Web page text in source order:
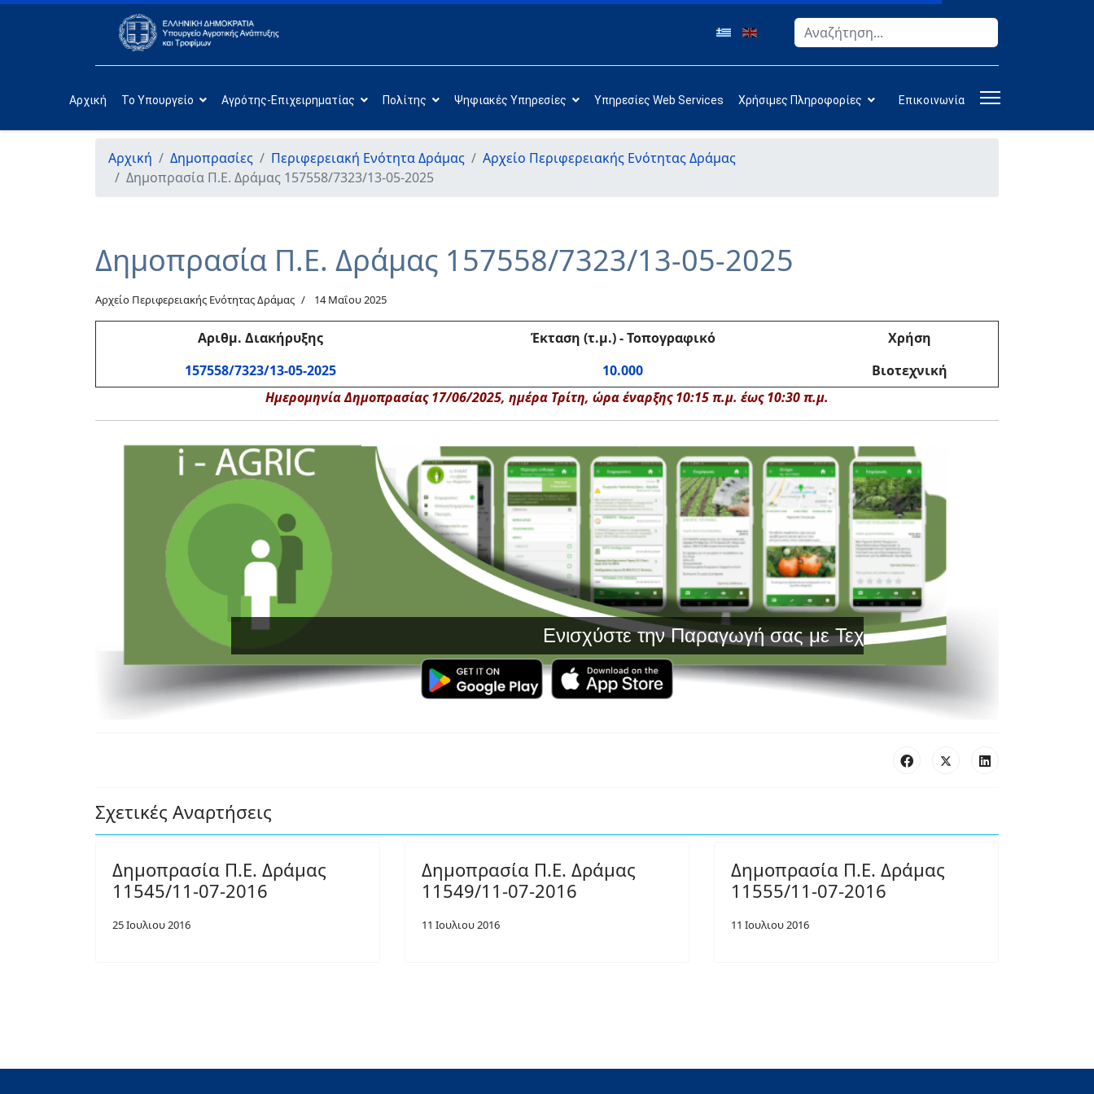
Αναζήτηση
Αρχική Το Υπουργείο Αγρότης-Επιχειρηματίας Πολίτης Ψηφιακές Υπηρεσίες Υπηρεσίες Web Services Χρήσιμες Πληροφορίες Επικοινωνία
Αρχική Δημοπρασίες Περιφερειακή Ενότητα Δράμας
Αρχείο Περιφερειακής Ενότητας Δράμας
Δημοπρασία Π.Ε. Δράμας 157558/7323/13-05-2025
Δημοπρασία Π.Ε. Δράμας 157558/7323/13-05-2025
Αρχείο Περιφερειακής Ενότητας Δράμας 14 Μαΐου 2025
Αριθμ. Διακήρυξης Έκταση (τ.μ.) - Τοπογραφικό
Χρήση
157558/7323/13-05-2025
10.000
Βιοτεχνική
Ημερομηνία Δημοπρασίας 17/06/2025, ημέρα Τρίτη, ώρα έναρξης 10:15 π.μ. έως 10:30 π.μ.
Ενισχύστε την Παραγωγή σας με Τεχνολογία Αιχμής και Έγκυρη
Σχετικές Αναρτήσεις
Δημοπρασία Π.Ε. Δράμας
11545/11-07-2016
25 Ιουλιου 2016
Δημοπρασία Π.Ε. Δράμας
11549/11-07-2016
11 Ιουλιου 2016
Δημοπρασία Π.Ε. Δράμας
11555/11-07-2016
11 Ιουλιου 2016